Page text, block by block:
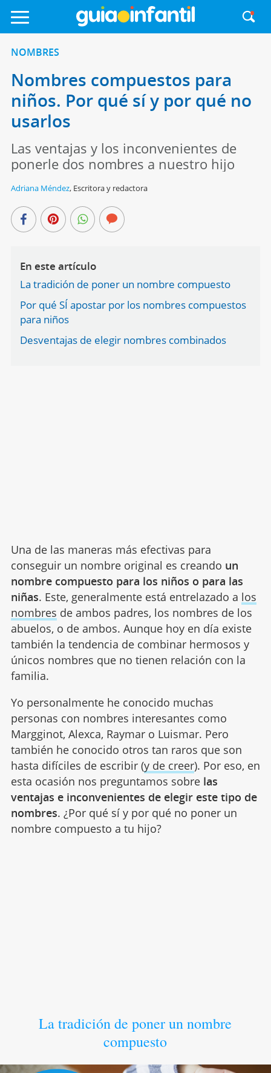
NOMBRES
Nombres compuestos para
niños. Por qué sí y por qué no
usarlos
Las ventajas y los inconvenientes de
ponerle dos nombres a nuestro hijo
Adriana Méndez, Escritora y redactora
En este artículo
La tradición de poner un nombre compuesto
Por qué SÍ apostar por los nombres compuestos
para niños
Desventajas de elegir nombres combinados
Una de las maneras más efectivas para
conseguir un nombre original es creando un
nombre compuesto para los niños o para las
niñas. Este, generalmente está entrelazado a los
nombres de ambos padres, los nombres de los
abuelos, o de ambos. Aunque hoy en día existe
también la tendencia de combinar hermosos y
únicos nombres que no tienen relación con la
familia.
Yo personalmente he conocido muchas
personas con nombres interesantes como
Margginot, Alexca, Raymar o Luismar. Pero
también he conocido otros tan raros que son
hasta difíciles de escribir (y de creer). Por eso, en
esta ocasión nos preguntamos sobre las
ventajas e inconvenientes de elegir este tipo de
nombres. ¿Por qué sí y por qué no poner un
nombre compuesto a tu hijo?
La tradición de poner un nombre
compuesto